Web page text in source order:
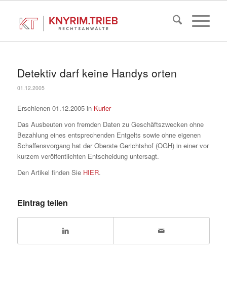
Detektiv darf keine Handys orten
01.12.2005
Erschienen 01.12.2005 in Kurier
Das Ausbeuten von fremden Daten zu Geschäftszwecken ohne
Bezahlung eines entsprechenden Entgelts sowie ohne eigenen
Schaffensvorgang hat der Oberste Gerichtshof (OGH) in einer vor
kurzem veröffentlichten Entscheidung untersagt.
Den Artikel finden Sie HIER.
Eintrag teilen